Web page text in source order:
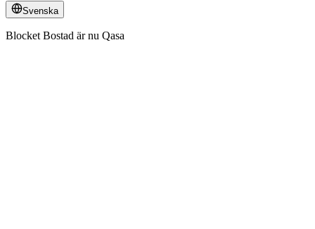
Svenska
Blocket Bostad är nu Qasa